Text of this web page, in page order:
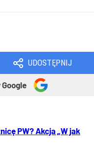
UDOSTĘPNIJ
PW? Akcja „W jak